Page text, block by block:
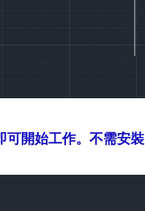
可開始工作。不需安裝